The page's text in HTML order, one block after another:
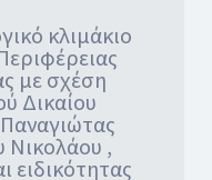
κλιμάκιο
με σχέση
Δικαίου
Νικολάου ,
ειδικότητας